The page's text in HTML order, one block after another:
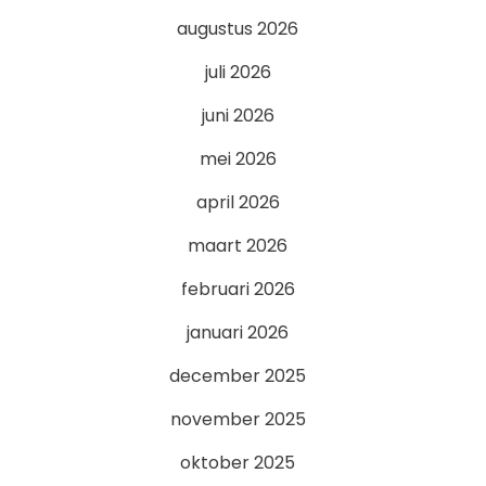
augustus 2026
juli 2026
juni 2026
mei 2026
april 2026
maart 2026
februari 2026
januari 2026
december 2025
november 2025
oktober 2025